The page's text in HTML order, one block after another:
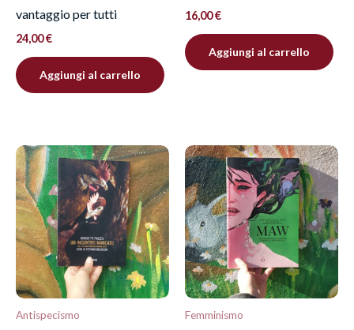
vantaggio per tutti
24,00€
Aggiungi al carrello
16,00€
Aggiungi al carrello
Antispecismo Femminismo